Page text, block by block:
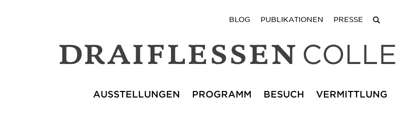
BLOG PUBLIKATIONEN PRESSE
AUSSTELLUNGEN PROGRAMM BESUCH VERMITTLUNG